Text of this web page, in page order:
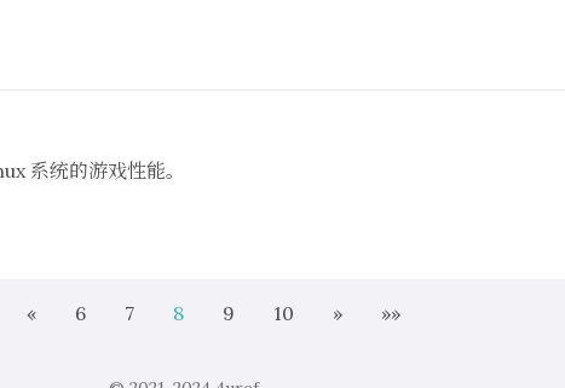
系统的游戏性能。
« 6 7 8 9 10 » »»